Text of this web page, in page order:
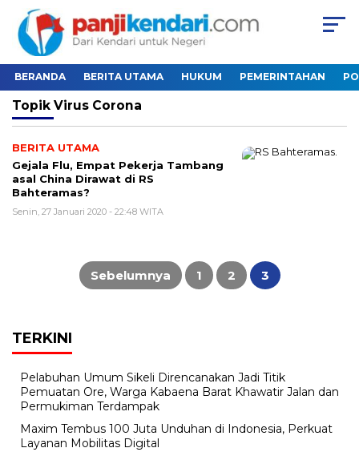
BERANDA BERITA UTAMA HUKUM PEMERINTAHAN
Topik Virus Corona
BERITA UTAMA
Gejala Flu, Empat Pekerja Tambang
asal China Dirawat di RS
Bahteramas?
Senin, 27 Januari 2020 - 22:48 WITA
Paginasi
Sebelumnya 1 2 3
TERKINI
Pelabuhan Umum Sikeli Direncanakan Jadi Titik
Pemuatan Ore, Warga Kabaena Barat Khawatir Jalan dan
Permukiman Terdampak
Maxim Tembus 100 Juta Unduhan di Indonesia, Perkuat
Layanan Mobilitas Digital